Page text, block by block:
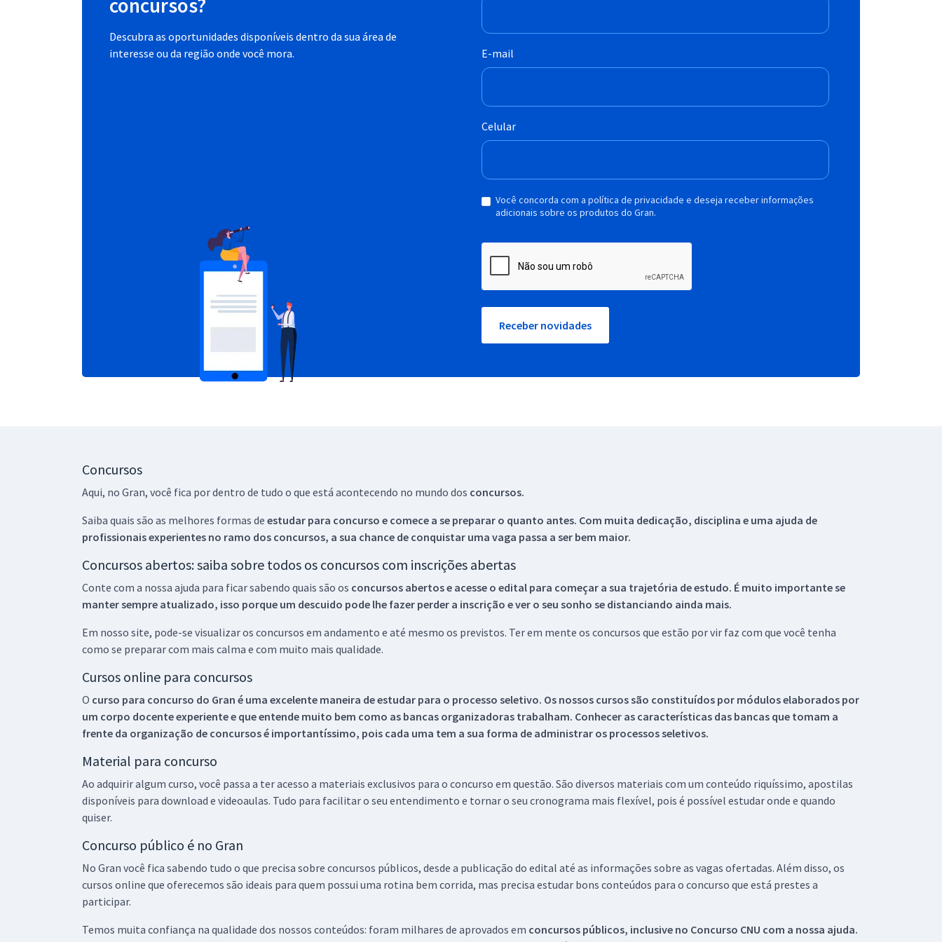
concursos?
Descubra as oportunidades disponíveis dentro da sua área de
interesse ou da região onde você mora.
E-mail
Celular
Você concorda com a política de privacidade e deseja receber informações
adicionais sobre os produtos do Gran.
Receber novidades
Concursos
Aqui, no Gran, você fica por dentro de tudo o que está acontecendo no mundo dos concursos.
Saiba quais são as melhores formas de estudar para concurso e comece a se preparar o quanto antes. Com muita dedicação, disciplina e uma ajuda de
profissionais experientes no ramo dos concursos, a sua chance de conquistar uma vaga passa a ser bem maior.
Concursos abertos: saiba sobre todos os concursos com inscrições abertas
Conte com a nossa ajuda para ficar sabendo quais são os concursos abertos e acesse o edital para começar a sua trajetória de estudo. É muito importante se
manter sempre atualizado, isso porque um descuido pode lhe fazer perder a inscrição e ver o seu sonho se distanciando ainda mais.
Em nosso site, pode-se visualizar os concursos em andamento e até mesmo os previstos. Ter em mente os concursos que estão por vir faz com que você tenha
como se preparar com mais calma e com muito mais qualidade.
Cursos online para concursos
O curso para concurso do Gran é uma excelente maneira de estudar para o processo seletivo. Os nossos cursos são constituídos por módulos elaborados por
um corpo docente experiente e que entende muito bem como as bancas organizadoras trabalham. Conhecer as características das bancas que tomam a
frente da organização de concursos é importantíssimo, pois cada uma tem a sua forma de administrar os processos seletivos.
Material para concurso
Ao adquirir algum curso, você passa a ter acesso a materiais exclusivos para o concurso em questão. São diversos materiais com um conteúdo riquíssimo, apostilas
disponíveis para download e videoaulas. Tudo para facilitar o seu entendimento e tornar o seu cronograma mais flexível, pois é possível estudar onde e quando
quiser.
Concurso público é no Gran
No Gran você fica sabendo tudo o que precisa sobre concursos públicos, desde a publicação do edital até as informações sobre as vagas ofertadas. Além disso, os
cursos online que oferecemos são ideais para quem possui uma rotina bem corrida, mas precisa estudar bons conteúdos para o concurso que está prestes a
participar.
Temos muita confiança na qualidade dos nossos conteúdos: foram milhares de aprovados em concursos públicos, inclusive no Concurso CNU com a nossa ajuda.